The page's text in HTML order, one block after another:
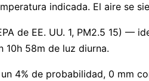
indicada. El aire se
de EE. UU. 1, PM2.5 15) —
10h 58m de luz diurna.
4% de probabilidad, 0 mm